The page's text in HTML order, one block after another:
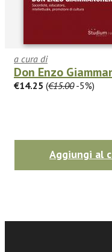
a cura di
Don Enzo
€14.25 (€15.00-5%)
Aggiungi al